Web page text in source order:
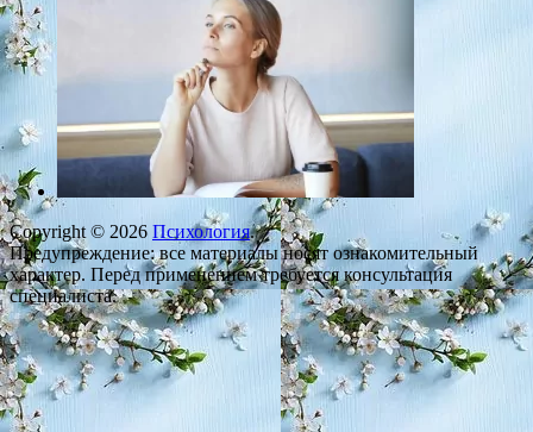
Copyright © 2026 Психология.
Предупреждение: все материалы носят ознакомительный
характер. Перед применением требуется консультация
специалиста.